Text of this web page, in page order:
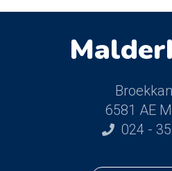
6581 AE
024 -